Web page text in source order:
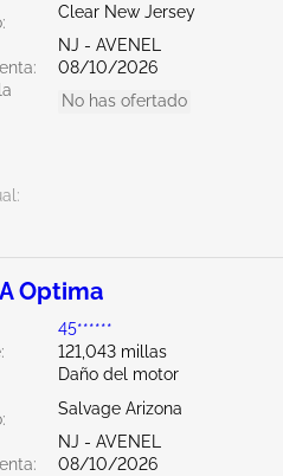
Clear New Jersey
NJ - AVENEL
08/10/2026
No has ofertado
Optima
45******
121,043 millas
Daño del motor
Salvage Arizona
NJ - AVENEL
08/10/2026